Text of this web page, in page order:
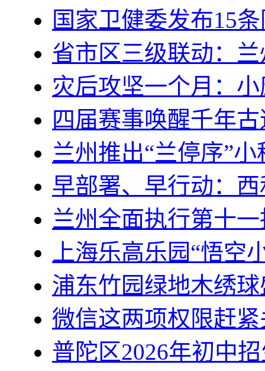
国家卫健委发布15
省市区三级联动：
灾后攻坚一个月：
四届赛事唤醒千年
兰州推出“兰停序”
早部署、早行动：
兰州全面执行第十
上海乐高乐园“悟空
浦东竹园绿地木绣
微信这两项权限赶
普陀区2026年初中